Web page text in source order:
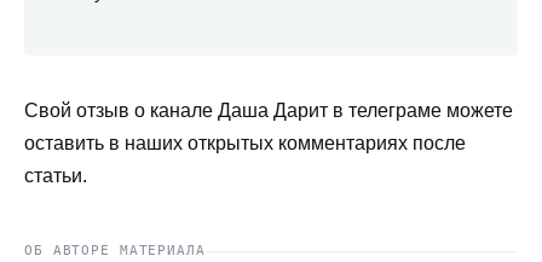
Свой отзыв о канале Даша Дарит в телеграме можете
оставить в наших открытых комментариях после
статьи.
ОБ АВТОРЕ МАТЕРИАЛА